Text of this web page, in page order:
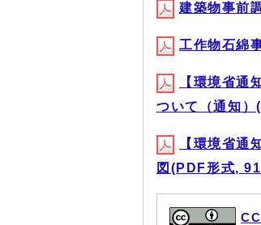
建築物事前
工作物石綿
【環境省通
ついて（通知
【環境省通
図(PDF形式,